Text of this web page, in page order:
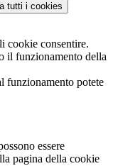
tutti i cookies
cookie consentire.
il funzionamento della
funzionamento potete
essere
pagina della cookie